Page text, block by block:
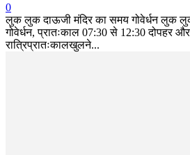
0
लुक लुक दाऊजी मंदिर का समय गोवेर्धन लुक
गोवेर्धन, प्रातःकाल 07:30 से 12:30 दोपहर
रात्रिप्रातःकालखुलने...